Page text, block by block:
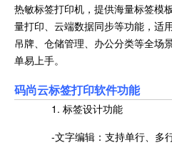
热敏标签打印机，提供海量标签模
量打印、云端数据同步等功能，适
吊牌、仓储管理、办公分类等全场
单易上手。
码尚云标签打印软件功能
1. 标签设计功能
-文字编辑：支持单行、多